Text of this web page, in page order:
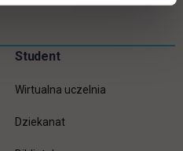
Student
Wirtualna uczelnia
Dziekanat